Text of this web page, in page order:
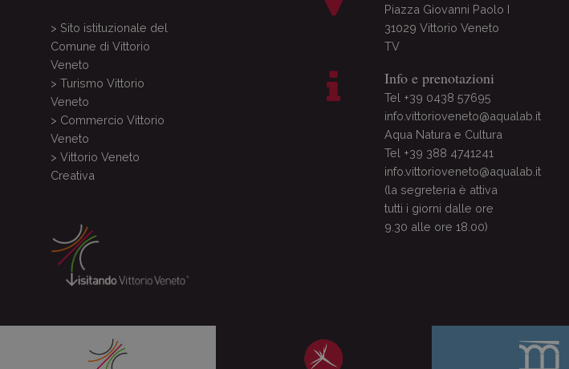
> Sito istituzionale del
Comune di Vittorio
Veneto
> Turismo Vittorio
Veneto
> Commercio Vittorio
Veneto
> Vittorio Veneto
Creativa
Piazza Giovanni Paolo I
31029 Vittorio Veneto
TV
Info e prenotazioni
Tel +39 0438 57695
info.vittorioveneto@aqualab.it
Aqua Natura e Cultura
Tel +39 388 4741241
info.vittorioveneto@aqualab.it
(la segreteria è attiva
tutti i giorni dalle ore
9.30 alle ore 18.00)